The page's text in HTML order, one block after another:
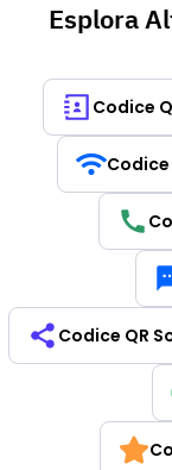
Esplora
Codice
Codice
Codice QR